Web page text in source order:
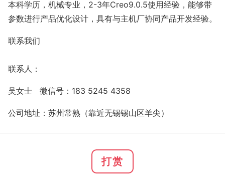
本科学历，机械专业，2-3年Creo9.0.5使用经验，能够带
参数进行产品优化设计，具有与主机厂协同产品开发经验。
联系我们
联系人：
吴女士 微信号：183 5245 4358
公司地址：苏州常熟（靠近无锡锡山区羊尖）
打赏